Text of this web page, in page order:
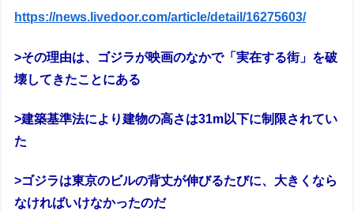
https://news.livedoor.com/article/detail/16275603/
>その理由は、ゴジラが映画のなかで「実在する街」を破
壊してきたことにある
>建築基準法により建物の高さは31m以下に制限されてい
た
>ゴジラは東京のビルの背丈が伸びるたびに、大きくなら
なければいけなかったのだ